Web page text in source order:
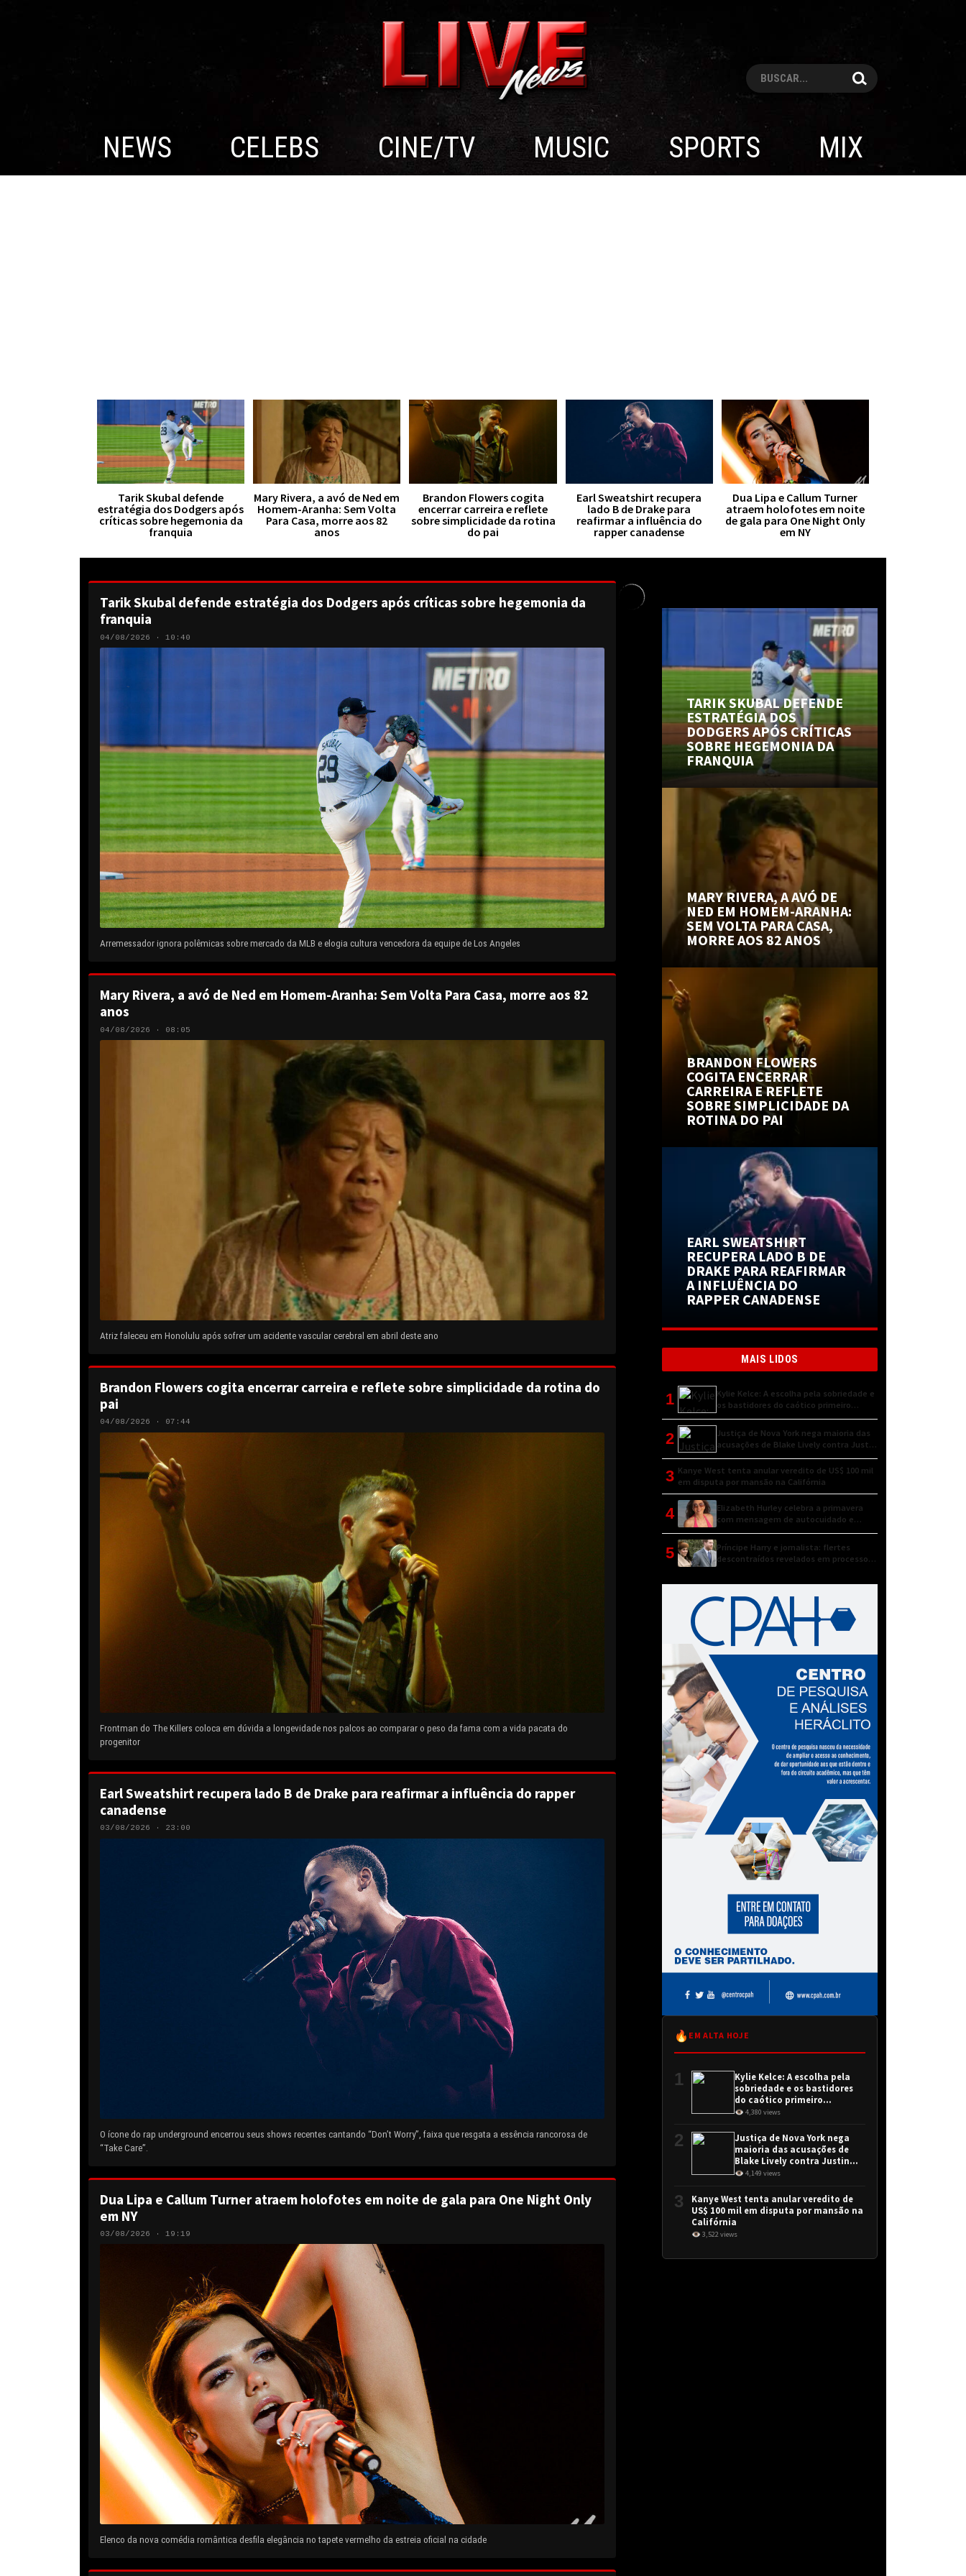
Pesquisar
NEWS CELEBS CINE/TV MUSIC SPORTS MIX
Tarik Skubal defende
estratégia dos Dodgers após
críticas sobre hegemonia da
franquia
Mary Rivera, a avó de Ned em
Homem-Aranha: Sem Volta
Para Casa, morre aos 82
anos
Brandon Flowers cogita
encerrar carreira e reflete
sobre simplicidade da rotina
do pai
Earl Sweatshirt recupera
lado B de Drake para
reafirmar a influência do
rapper canadense
Dua Lipa e Callum Turner
atraem holofotes em noite
de gala para One Night Only
em NY
Tarik Skubal defende estratégia dos Dodgers após críticas sobre hegemonia da
franquia
04/08/2026 · 10:40
Arremessador ignora polêmicas sobre mercado da MLB e elogia cultura vencedora da equipe de Los Angeles
Mary Rivera, a avó de Ned em Homem-Aranha: Sem Volta Para Casa, morre aos 82
anos
04/08/2026 · 08:05
Atriz faleceu em Honolulu após sofrer um acidente vascular cerebral em abril deste ano
Brandon Flowers cogita encerrar carreira e reflete sobre simplicidade da rotina do
pai
04/08/2026 · 07:44
Frontman do The Killers coloca em dúvida a longevidade nos palcos ao comparar o peso da fama com a vida pacata do
progenitor
Earl Sweatshirt recupera lado B de Drake para reafirmar a influência do rapper
canadense
03/08/2026 · 23:00
O ícone do rap underground encerrou seus shows recentes cantando “Don’t Worry”, faixa que resgata a essência rancorosa de
“Take Care”.
Dua Lipa e Callum Turner atraem holofotes em noite de gala para One Night Only
em NY
03/08/2026 · 19:19
Elenco da nova comédia romântica desfila elegância no tapete vermelho da estreia oficial na cidade
TARIK SKUBAL DEFENDE
ESTRATÉGIA DOS
DODGERS APÓS CRÍTICAS
SOBRE HEGEMONIA DA
FRANQUIA
MARY RIVERA, A AVÓ DE
NED EM HOMEM-ARANHA:
SEM VOLTA PARA CASA,
MORRE AOS 82 ANOS
BRANDON FLOWERS
COGITA ENCERRAR
CARREIRA E REFLETE
SOBRE SIMPLICIDADE DA
ROTINA DO PAI
EARL SWEATSHIRT
RECUPERA LADO B DE
DRAKE PARA REAFIRMAR
A INFLUÊNCIA DO
RAPPER CANADENSE
MAIS LIDOS
1
Kylie Kelce: A escolha pela sobriedade e
os bastidores do caótico primeiro
encontro
2
Justiça de Nova York nega maioria das
acusações de Blake Lively contra Justin
Baldoni
3 Kanye West tenta anular veredito de US$ 100 mil
em disputa por mansão na Califórnia
4
Elizabeth Hurley celebra a primavera
com mensagem de autocuidado e
conexão natural
5
Príncipe Harry e jornalista: flertes
descontraídos revelados em processo
🔥 EM ALTA HOJE
1
Kylie Kelce: A escolha pela
sobriedade e os bastidores
do caótico primeiro
encontro
👁 4,380 views
2
Justiça de Nova York nega
maioria das acusações de
Blake Lively contra Justin
Baldoni
👁 4,149 views
3
Kanye West tenta anular veredito de
US$ 100 mil em disputa por mansão na
Califórnia
👁 3,522 views